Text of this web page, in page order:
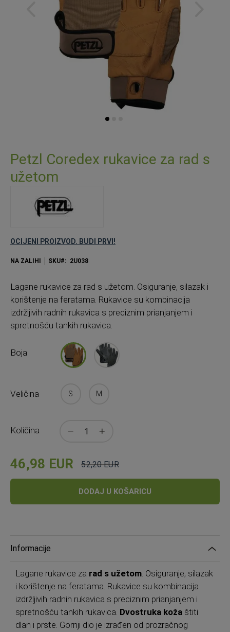
to
the
beginning
images
Petzl Coredex rukavice za rad s
užetom
OCIJENI PROIZVOD. BUDI PRVI!
NA ZALIHI SKU 2U038
Lagane rukavice za rad s užetom. Osiguranje, silazak i
korištenje na feratama. Rukavice su kombinacija
izdržljivih radnih rukavica s preciznim prianjanjem i
spretnošću tankih rukavica.
Boja
Veličina S M
Količina
Cijena
46,98 EUR
Standardna
52,20 EUR
DODAJ U KOŠARICU
Informacije
Lagane rukavice za rad s užetom. Osiguranje, silazak
i korištenje na feratama. Rukavice su kombinacija
izdržljivih radnih rukavica s preciznim prianjanjem i
spretnošću tankih rukavica. Dvostruka koža štiti
dlan i prste. Gornji dio je izrađen od prozračnog